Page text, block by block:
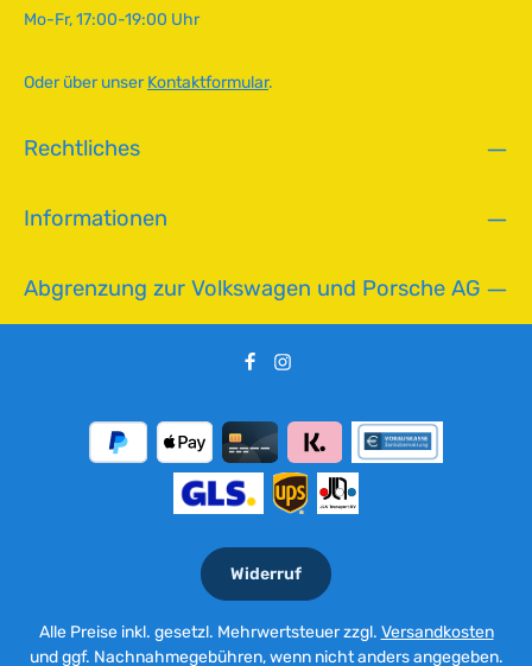
Mo-Fr, 17:00-19:00 Uhr
Oder über unserKontaktformular.
Rechtliches
Informationen
Abgrenzung zur Volkswagen und Porsche AG
Widerruf
Alle Preise inkl. gesetzl. Mehrwertsteuer zzgl. Versandkosten
und ggf. Nachnahmegebühren, wenn nicht anders angegeben.